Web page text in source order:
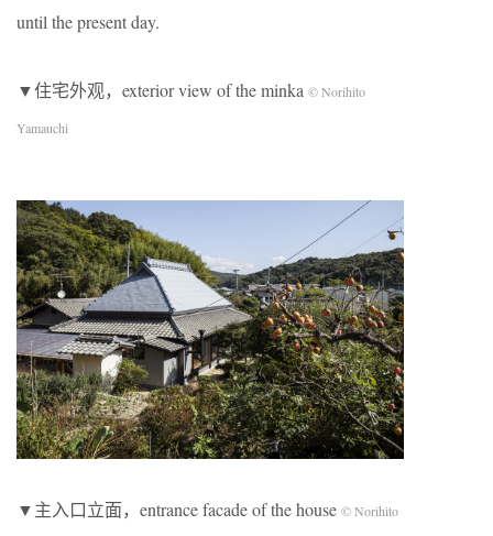
until the present day.
▼住宅外观，exterior view of the minka © Norihito
Yamauchi
▼主入口立面，entrance facade of the house © Norihito